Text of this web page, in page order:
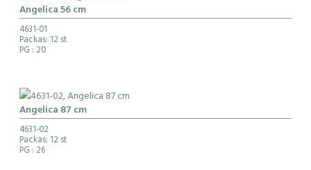
Angelica 56 cm
4631-01
Packas: 12 st
PG : 20
Angelica 87 cm
4631-02
Packas: 12 st
PG : 26